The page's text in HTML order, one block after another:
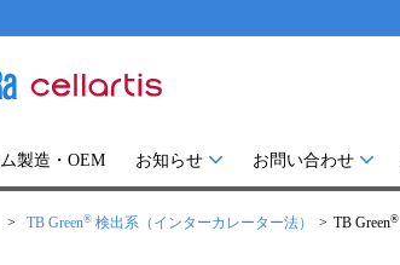
製造・OEM お知らせ お問い合わせ
TB Green® 検出系（インターカレーター法） TB Green®